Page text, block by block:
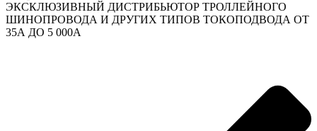
ЭКСКЛЮЗИВНЫЙ ДИСТРИБЬЮТОР ТРОЛЛЕЙНОГО
ШИНОПРОВОДА И ДРУГИХ ТИПОВ ТОКОПОДВОДА ОТ
35А ДО 5 000А